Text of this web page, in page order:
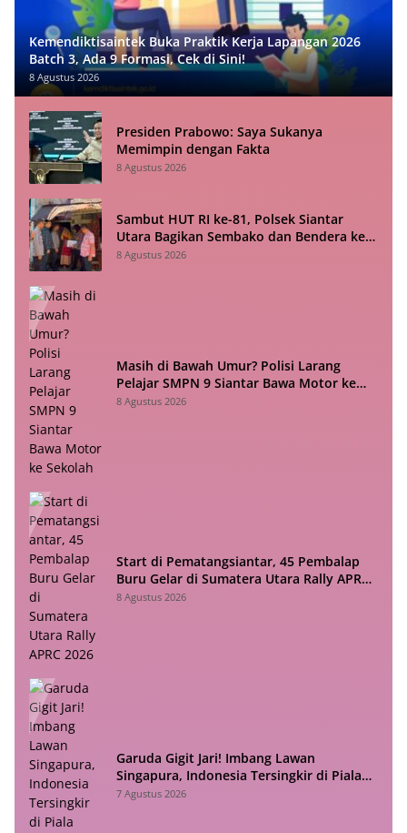
Kemendiktisaintek Buka Praktik Kerja Lapangan 2026
Batch 3, Ada 9 Formasi, Cek di Sini!
8 Agustus 2026
Presiden Prabowo: Saya Sukanya
Memimpin dengan Fakta
8 Agustus 2026
Sambut HUT RI ke-81, Polsek Siantar
Utara Bagikan Sembako dan Bendera ke
Warga
8 Agustus 2026
Masih di Bawah Umur? Polisi Larang
Pelajar SMPN 9 Siantar Bawa Motor ke
Sekolah
8 Agustus 2026
Start di Pematangsiantar, 45 Pembalap
Buru Gelar di Sumatera Utara Rally APRC
2026
8 Agustus 2026
Garuda Gigit Jari! Imbang Lawan
Singapura, Indonesia Tersingkir di Piala
ASEAN 2026
7 Agustus 2026